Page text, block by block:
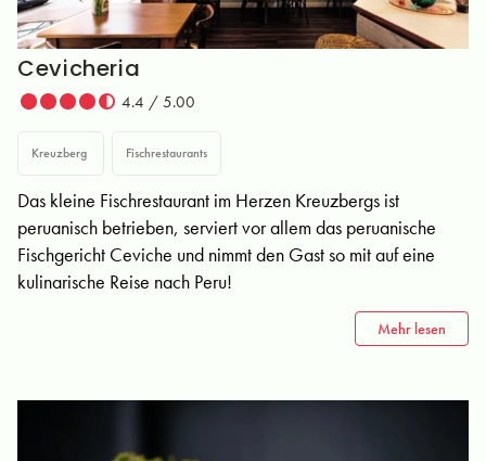
Cevicheria
4.4 / 5.00
Kreuzberg Fischrestaurants
Das kleine Fischrestaurant im Herzen Kreuzbergs ist
peruanisch betrieben, serviert vor allem das peruanische
Fischgericht Ceviche und nimmt den Gast so mit auf eine
kulinarische Reise nach Peru!
Mehr lesen